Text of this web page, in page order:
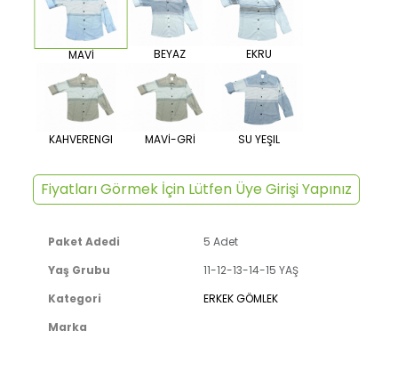
MAVİ BEYAZ EKRU
KAHVERENGI MAVİ-GRİ SU YEŞIL
Fiyatları Görmek İçin Lütfen Üye Girişi Yapınız
Paket Adedi
5 Adet
Yaş Grubu
11-12-13-14-15 YAŞ
Kategori
ERKEK GÖMLEK
Marka